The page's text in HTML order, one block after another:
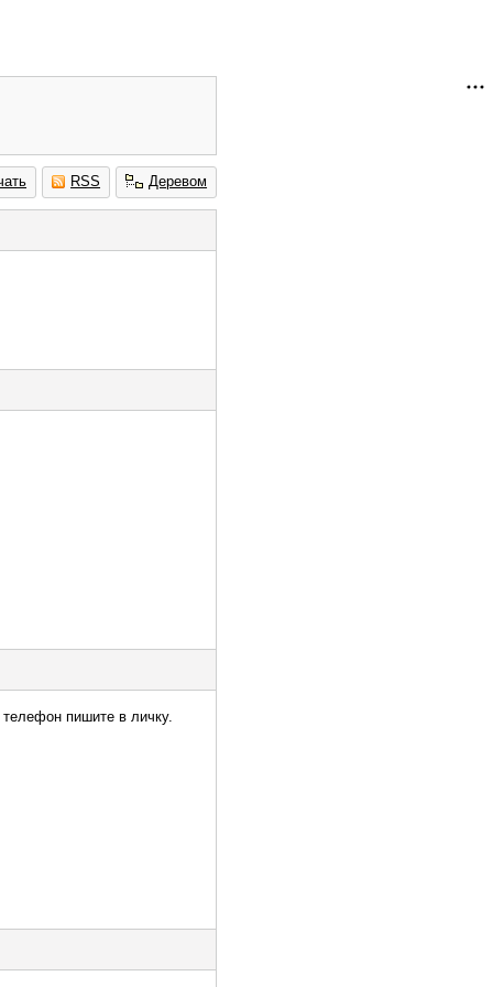
RSS Деревом
пишите в личку.